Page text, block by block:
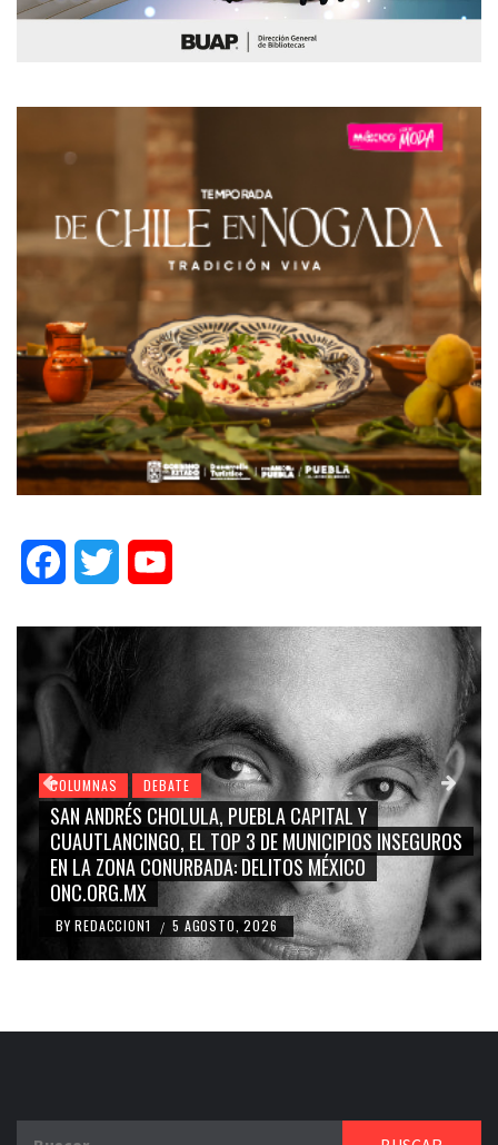
FacebookTwitter
INSEGUROS
COLUMNAS DEBATE
GRACE PALOMARES, NAY SALVATORI, SERGIO
CARMEN SALINAS “LA CORCHOLATA”,
BLANCO, SILVIA PINAL: LA TRIVIALIZACIÓN Y
RIDICULIZACIÓN DE LA REPRESENTACIÓN
BY REDACCION1 / 4 AGOSTO, 2026